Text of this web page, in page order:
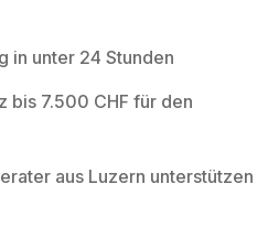
in unter 24 Stunden
bis 7.500 CHF für den
aus Luzern unterstützen